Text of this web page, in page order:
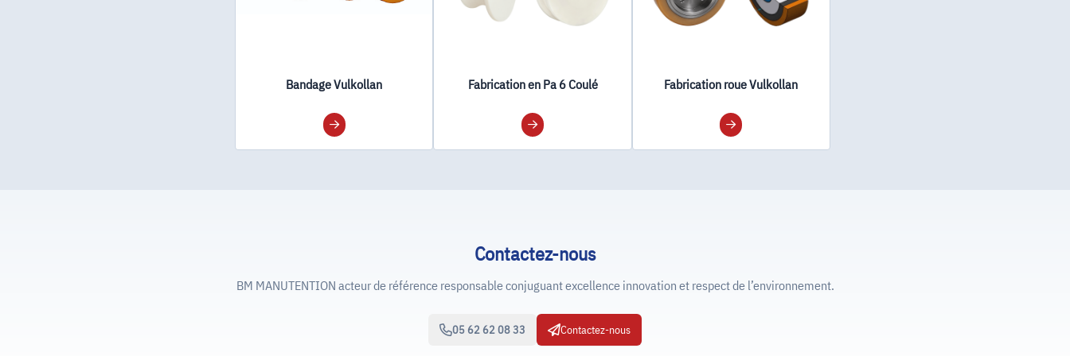
Bandage Vulkollan Fabrication en Pa 6 Coulé Fabrication roue Vulkollan
Contactez-nous
BM MANUTENTION acteur de référence responsable conjuguant excellence innovation et respect de l’environnement.
05 62 62 08 33 Contactez-nous